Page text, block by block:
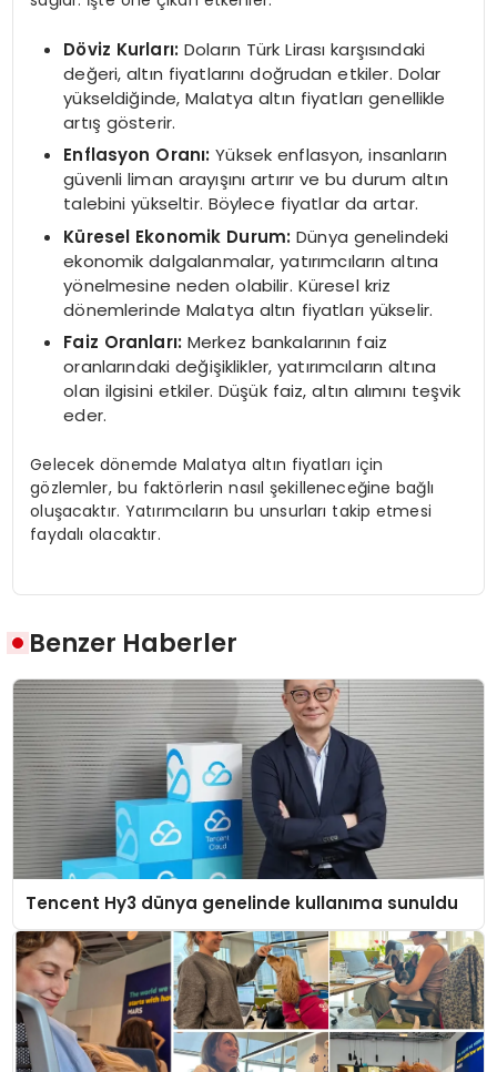
Döviz Kurları: Doların Türk Lirası karşısındaki
değeri, altın fiyatlarını doğrudan etkiler. Dolar
yükseldiğinde, Malatya altın fiyatları genellikle
artış gösterir.
Enflasyon Oranı: Yüksek enflasyon, insanların
güvenli liman arayışını artırır ve bu durum altın
talebini yükseltir. Böylece fiyatlar da artar.
Küresel Ekonomik Durum: Dünya genelindeki
ekonomik dalgalanmalar, yatırımcıların altına
yönelmesine neden olabilir. Küresel kriz
dönemlerinde Malatya altın fiyatları yükselir.
Faiz Oranları: Merkez bankalarının faiz
oranlarındaki değişiklikler, yatırımcıların altına
olan ilgisini etkiler. Düşük faiz, altın alımını teşvik
eder.
Gelecek dönemde Malatya altın fiyatları için
gözlemler, bu faktörlerin nasıl şekilleneceğine bağlı
oluşacaktır. Yatırımcıların bu unsurları takip etmesi
faydalı olacaktır.
Benzer Haberler
Tencent Hy3 dünya genelinde kullanıma sunuldu